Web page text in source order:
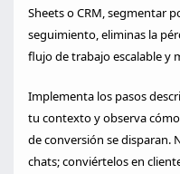
Sheets o CRM, segmentar
seguimiento, eliminas la
flujo de trabajo escalable y
Implementa los pasos
tu contexto y observa
de conversión se disparan.
chats; conviértelos en